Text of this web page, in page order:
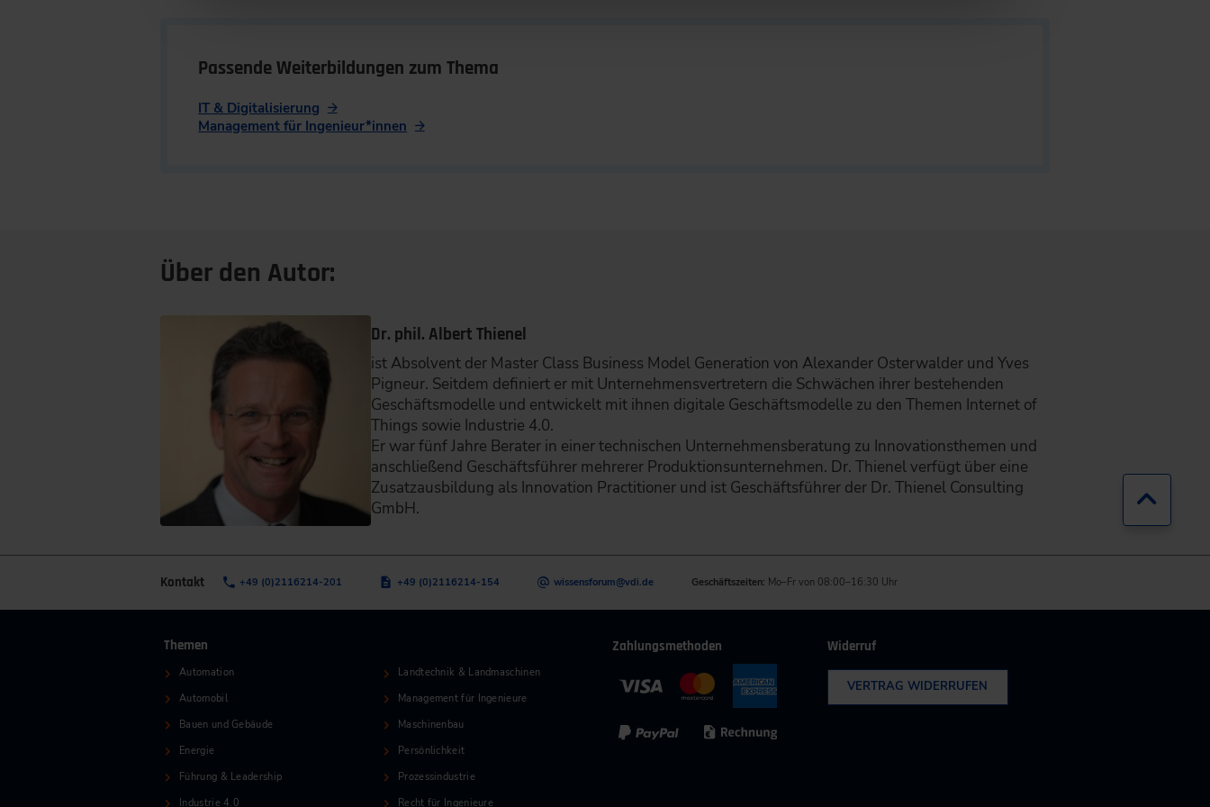
Passende Weiterbildungen zum Thema
IT & Digitalisierung
Management für Ingenieur*innen
Über den Autor:
Dr. phil. Albert Thienel
ist Absolvent der Master Class Business Model Generation von Alexander Osterwalder und Yves
Pigneur. Seitdem definiert er mit Unternehmensvertretern die Schwächen ihrer bestehenden
Geschäftsmodelle und entwickelt mit ihnen digitale Geschäftsmodelle zu den Themen Internet of
Things sowie Industrie 4.0.
Er war fünf Jahre Berater in einer technischen Unternehmensberatung zu Innovationsthemen und
anschließend Geschäftsführer mehrerer Produktionsunternehmen. Dr. Thienel verfügt über eine
Zusatzausbildung als Innovation Practitioner und ist Geschäftsführer der Dr. Thienel Consulting
GmbH.
Kontakt +49 (0)2116214-201 +49 (0)2116214-154 wissensforum@vdi.de Geschäftszeiten: Mo–Fr von 08:00–16:30 Uhr
Themen
Automation
Automobil
Bauen und Gebäude
Energie
Führung & Leadership
Industrie 4.0
Landtechnik & Landmaschinen
Management für Ingenieure
Maschinenbau
Persönlichkeit
Prozessindustrie
Recht für Ingenieure
Zahlungsmethoden Widerruf
VERTRAG WIDERRUFEN